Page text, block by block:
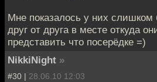
Мне показалось у них слишком
друг от друга в месте откуда
представить что посерёдке =)
NikkiNight »
#30 | 28.06.10 12:03